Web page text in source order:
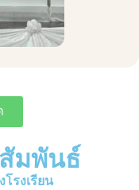
มพันธ์
รงเรียน